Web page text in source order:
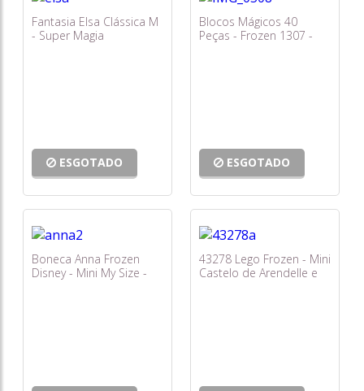
Fantasia Elsa Clássica M
- Super Magia
ESGOTADO
Blocos Mágicos 40
Peças - Frozen 1307 -
ESGOTADO
Boneca Anna Frozen
Disney - Mini My Size -
43278 Lego Frozen - Mini
Castelo de Arendelle e